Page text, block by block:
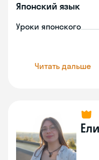
Японский язык
Уроки японского
Читать дальше